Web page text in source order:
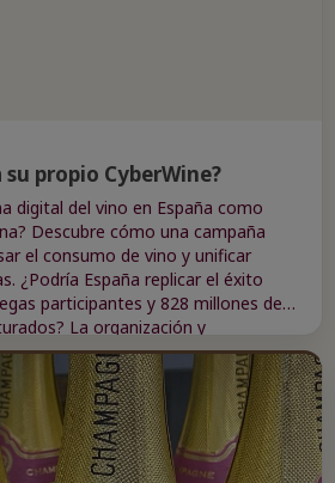
su propio CyberWine?
digital del vino en España como
Descubre cómo una campaña
el consumo de vino y unificar
¿Podría España replicar el éxito
participantes y 828 millones de
La organización y
para concentrar la oferta y atraer
las tiendas online de las bodegas.
como la fragmentación de la
bodegas pequeñas y la elección
para facilitar la compra. ¿Te
así en España?